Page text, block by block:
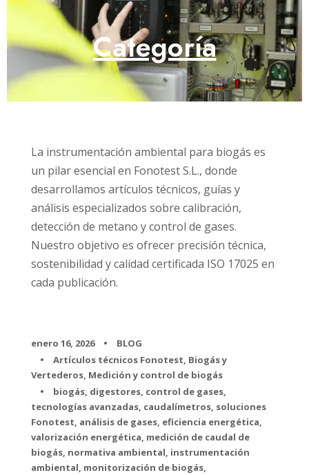
Categoría
La instrumentación ambiental para biogás es
un pilar esencial en Fonotest S.L., donde
desarrollamos artículos técnicos, guías y
análisis especializados sobre calibración,
detección de metano y control de gases.
Nuestro objetivo es ofrecer precisión técnica,
sostenibilidad y calidad certificada ISO 17025 en
cada publicación.
enero 16, 2026 •
BLOG
•
Artículos técnicos Fonotest, Biogás y
Vertederos, Medición y control de biogás
•
biogás, digestores, control de gases,
tecnologías avanzadas, caudalímetros, soluciones
Fonotest, análisis de gases, eficiencia energética,
valorización energética, medición de caudal de
biogás, normativa ambiental, instrumentación
ambiental, monitorización de biogás,